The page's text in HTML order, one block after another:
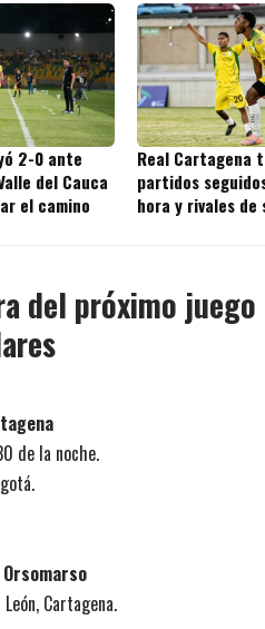
2-0 ante
del Cauca
el camino
Real Cartagena
partidos
hora y rivales de
del próximo
de la noche.
Cartagena.